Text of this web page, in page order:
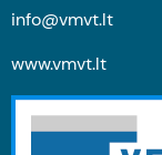
info@vmvt.lt
www.vmvt.lt